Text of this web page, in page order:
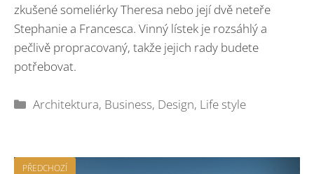
zkušené someliérky Theresa nebo její dvě neteře
Stephanie a Francesca. Vinný lístek je rozsáhlý a
pečlivě propracovaný, takže jejich rady budete
potřebovat.
Rubriky
Architektura, Business, Design, Life style
PŘEDCHOZÍ